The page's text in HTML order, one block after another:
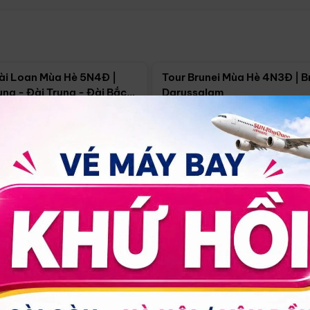
Loan Mùa Hè 5N4Đ |
- Đài Trung - Đài Bắc
18/09
Tour Brunei Mùa Hè 4N3Đ |
Darussalam
Hồ Chí Minh 4N3Đ
30/08 17/09 24/09
14.499.000đ Xem chi